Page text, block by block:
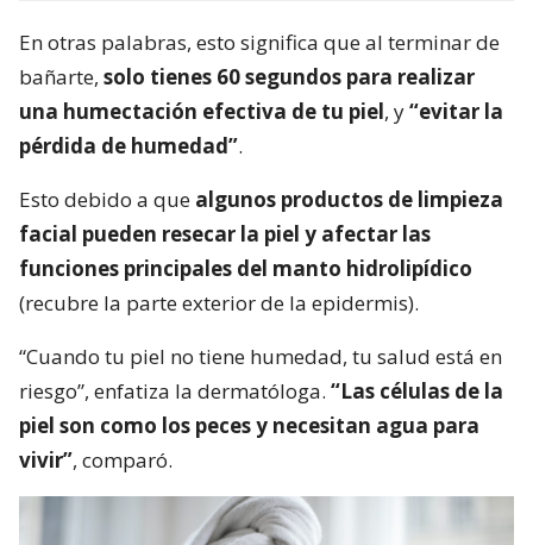
En otras palabras, esto significa que al terminar de
bañarte, solo tienes 60 segundos para realizar
una humectación efectiva de tu piel, y“evitar la
pérdida de humedad”.
Esto debido a que algunos productos de limpieza
facial pueden resecar la piel y afectar las
funciones principales del manto hidrolipídico
(recubre la parte exterior de la epidermis).
“Cuando tu piel no tiene humedad, tu salud está en
riesgo”, enfatiza la dermatóloga. “Las células de la
piel son como los peces y necesitan agua para
vivir”, comparó.